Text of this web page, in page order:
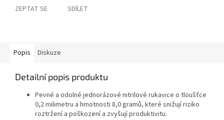
ZEPTAT SE SDÍLET
Popis Diskuze
Detailní popis produktu
Pevné a odolné jednorázové nitrilové rukavice o tloušťce
0,2 milimetru a hmotnosti 8,0 gramů, které snižují riziko
roztržení a poškození a zvyšují produktivitu.